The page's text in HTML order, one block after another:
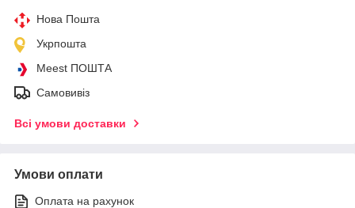
Нова Пошта
Укрпошта
Meest ПОШТА
Самовивіз
Всі умови доставки
Умови оплати
Оплата на рахунок